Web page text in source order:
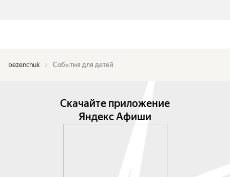
bezenchuk События для детей
Скачайте приложение
Яндекс Афиши